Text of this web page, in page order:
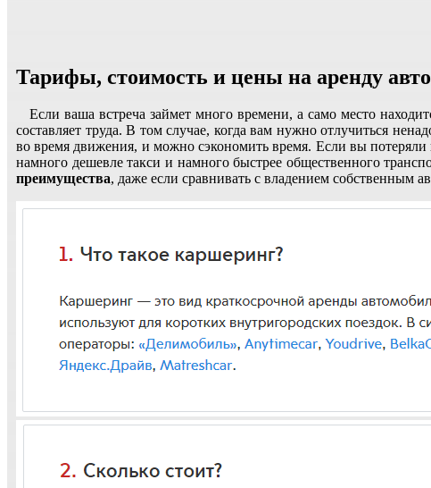
Тарифы, стоимость и цены на аренду
Если ваша встреча займет много времени, а само место
составляет труда. В том случае, когда вам нужно отлучиться
во время движения, и можно сэкономить время. Если вы
намного дешевле такси и намного быстрее общественного
преимущества, даже если сравнивать с владением собственным